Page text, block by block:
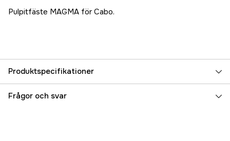
Pulpitfäste MAGMA för Cabo.
Produktspecifikationer
Referensnummer 5000023640
Frågor och svar